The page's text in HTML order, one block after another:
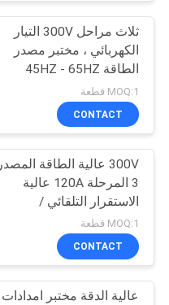
مراقبة
الجودة
اتصل
اطلب
اقتباس
خريطة
الموقع
ثلاث مراحل 300V التيار
الكهربائي ، مختبر مصدر
الطاقة 45HZ - 65HZ
حماية الزائد
MOQ:1 قطعة
CONTACT
300V عالية الطاقة المصدر
3 المرحلة 120A عالية
الاستقرار التلقائي /
التشغيل اليدوي
MOQ:1 قطعة
CONTACT
عالية الدقة مختبر امدادات